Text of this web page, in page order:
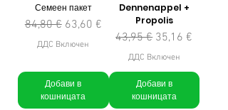
Семеен пакет
Редовна цена
84,80 € Продажна цена
63,60 €
ДДС Включен
Добави в
кошницата
Dennenappel +
Propolis
Редовна цена
43,95 € Продажна цена
35,16 €
ДДС Включен
Добави в
кошницата